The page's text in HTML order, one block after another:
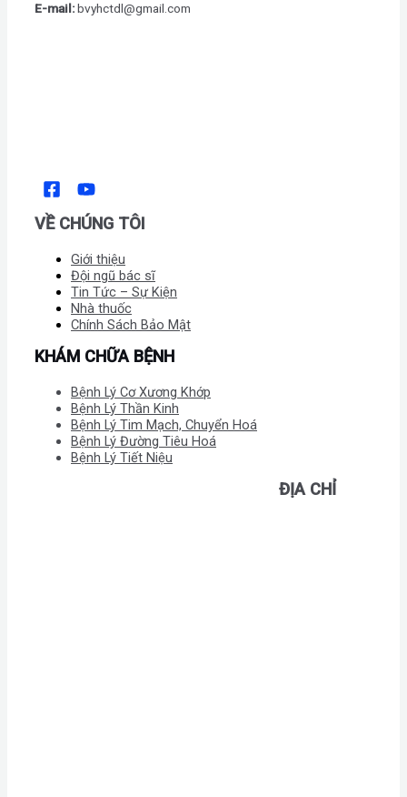
E-mail:bvyhctdl@gmail.com
VỀ CHÚNG TÔI
Giới thiệu
Đội ngũ bác sĩ
Tin Tức – Sự Kiện
Nhà thuốc
Chính Sách Bảo Mật
KHÁM CHỮA BỆNH
Bệnh Lý Cơ Xương Khớp
Bệnh Lý Thần Kinh
Bệnh Lý Tim Mạch, Chuyển Hoá
Bệnh Lý Đường Tiêu Hoá
Bệnh Lý Tiết Niệu
ĐỊA CHỈ